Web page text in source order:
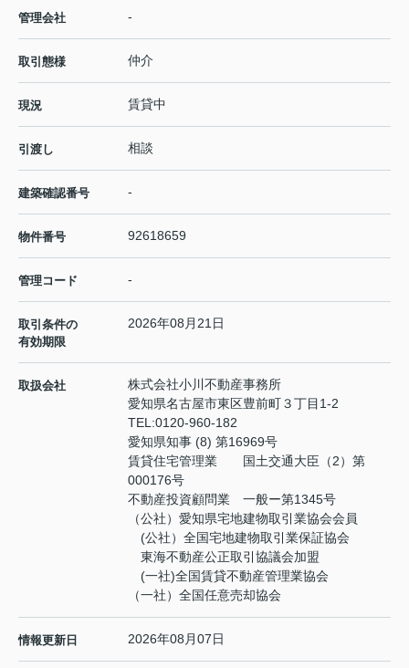
管理会社 -
取引態様 仲介
現況 賃貸中
引渡し 相談
建築確認番号 -
物件番号 92618659
管理コード -
取引条件の
有効期限
2026年08月21日
取扱会社
株式会社小川不動産事務所
愛知県名古屋市東区豊前町３丁目1-2
TEL:0120-960-182
愛知県知事 (8) 第16969号
賃貸住宅管理業 国土交通大臣（2）第
000176号
不動産投資顧問業 一般ー第1345号
（公社）愛知県宅地建物取引業協会会員
(公社）全国宅地建物取引業保証協会
東海不動産公正取引協議会加盟
(一社)全国賃貸不動産管理業協会
（一社）全国任意売却協会
情報更新日 2026年08月07日